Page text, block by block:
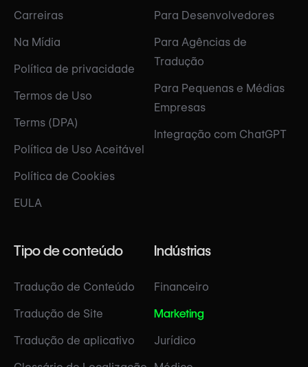
Carreiras
Na Mídia
Política de privacidade
Termos de Uso
Terms (DPA)
Política de Uso Aceitável
Política de Cookies
EULA
Para Desenvolvedores
Para Agências de
Tradução
Para Pequenas e Médias
Empresas
Integração com ChatGPT
Tipo de conteúdo
Tradução de Conteúdo
Tradução de Site
Tradução de aplicativo
Indústrias
Financeiro
Marketing
Jurídico